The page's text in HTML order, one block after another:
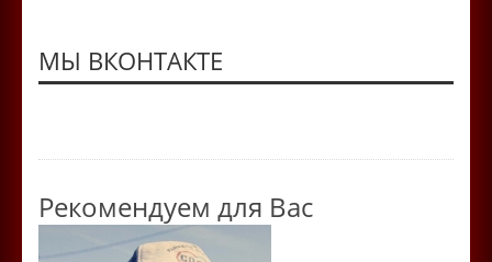
МЫ ВКОНТАКТЕ
Рекомендуем для Вас